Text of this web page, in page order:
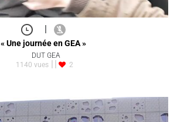
|
« Une journée en GEA »
DUT GEA
1140 vues
2